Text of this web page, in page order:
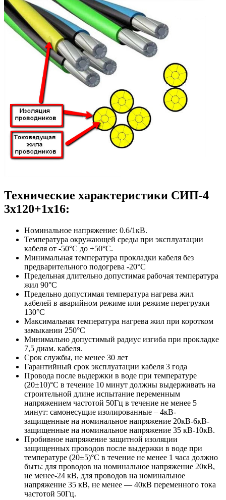
Технические характеристики СИП-4
3х120+1х16:
Номинальное напряжение: 0.6/1кВ.
Температура окружающей среды при эксплуатации
кабеля от -50°С до +50°С.
Минимальная температура прокладки кабеля без
предварительного подогрева -20°С
Предельная длительно допустимая рабочая температура
жил 90°С
Предельно допустимая температура нагрева жил
кабелей в аварийном режиме или режиме перегрузки
130°С
Максимальная температура нагрева жил при коротком
замыкании 250°С
Минимально допустимый радиус изгиба при прокладке
7,5 диам. кабеля.
Срок службы, не менее 30 лет
Гарантийный срок эксплуатации кабеля 3 года
Провода после выдержки в воде при температуре
(20±10)°C в течение 10 минут должны выдерживать на
строительной длине испытание переменным
напряжением частотой 50Гц в течение не менее 5
минут: самонесущие изолированные – 4кВ-
защищенные на номинальное напряжение 20кВ-6кВ-
защищенные на номинальное напряжение 35 кВ-10кВ.
Пробивное напряжение защитной изоляции
защищенных проводов после выдержки в воде при
температуре (20±5)°С в течение не менее 1 часа должно
быть: для проводов на номинальное напряжение 20кВ,
не менее-24 кВ, для проводов на номинальное
напряжение 35 кВ, не менее — 40кВ переменного тока
частотой 50Гц.